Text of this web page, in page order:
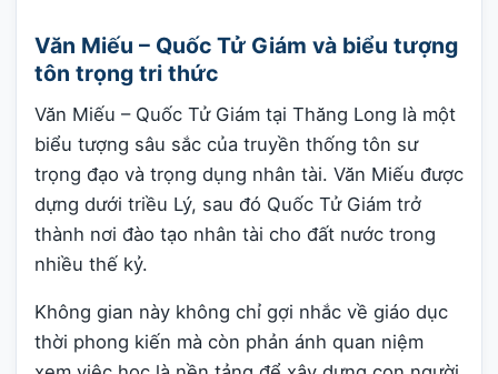
Văn Miếu – Quốc Tử Giám và biểu tượng
tôn trọng tri thức
Văn Miếu – Quốc Tử Giám tại Thăng Long là một
biểu tượng sâu sắc của truyền thống tôn sư
trọng đạo và trọng dụng nhân tài. Văn Miếu được
dựng dưới triều Lý, sau đó Quốc Tử Giám trở
thành nơi đào tạo nhân tài cho đất nước trong
nhiều thế kỷ.
Không gian này không chỉ gợi nhắc về giáo dục
thời phong kiến mà còn phản ánh quan niệm